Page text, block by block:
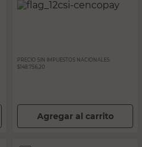
PRECIO SIN IMPUESTOS NACIONALES:
$148.756,20
Agregar al carrito